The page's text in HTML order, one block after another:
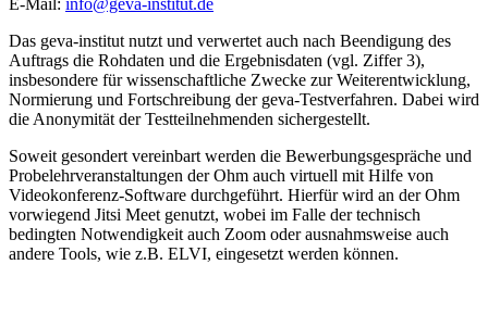
Das geva-institut nutzt und verwertet auch nach Beendigung des
Auftrags die Rohdaten und die Ergebnisdaten (vgl. Ziffer 3),
insbesondere für wissenschaftliche Zwecke zur Weiterentwicklung,
Normierung und Fortschreibung der geva-Testverfahren. Dabei wird
die Anonymität der Testteilnehmenden sichergestellt.
Soweit gesondert vereinbart werden die Bewerbungsgespräche und
Probelehrveranstaltungen der Ohm auch virtuell mit Hilfe von
Videokonferenz-Software durchgeführt. Hierfür wird an der Ohm
vorwiegend Jitsi Meet genutzt, wobei im Falle der technisch
bedingten Notwendigkeit auch Zoom oder ausnahmsweise auch
andere Tools, wie z.B. ELVI, eingesetzt werden können.